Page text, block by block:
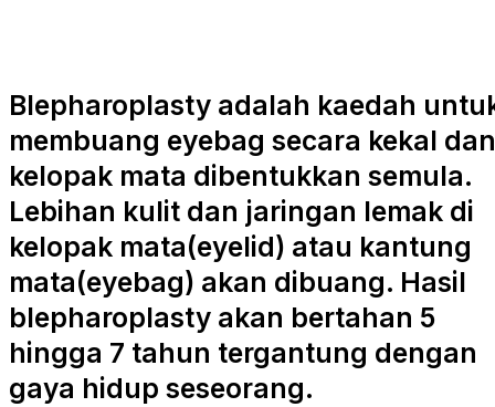
Blepharoplasty adalah kaedah
membuang eyebag secara kekal dan
kelopak mata dibentukkan semula.
Lebihan kulit dan jaringan lemak di
kelopak mata(eyelid) atau kantung
mata(eyebag) akan dibuang. Hasil
blepharoplasty akan bertahan 5
hingga 7 tahun tergantung dengan
gaya hidup seseorang.